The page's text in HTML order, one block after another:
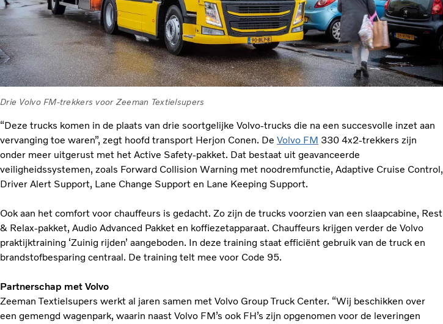
Drie Volvo FM-trekkers voor Zeeman Textielsupers
“Deze trucks komen in de plaats van drie soortgelijke Volvo-trucks die na een succesvolle inzet aan
vervanging toe waren”, zegt hoofd transport Herjon Conen. De Volvo FM 330 4x2-trekkers zijn
onder meer uitgerust met het Active Safety-pakket. Dat bestaat uit geavanceerde
veiligheidssystemen, zoals Forward Collision Warning met noodremfunctie, Adaptive Cruise Control,
Driver Alert Support, Lane Change Support en Lane Keeping Support.
Ook aan het comfort voor chauffeurs is gedacht. Zo zijn de trucks voorzien van een slaapcabine, Rest
& Relax-pakket, Audio Advanced Pakket en koffiezetapparaat. Chauffeurs krijgen verder de Volvo
praktijktraining ‘Zuinig rijden’ aangeboden. In deze training staat efficiënt gebruik van de truck en
brandstofbesparing centraal. De training telt mee voor Code 95.
Partnerschap met Volvo
Zeeman Textielsupers werkt al jaren samen met Volvo Group Truck Center. “Wij beschikken over
een gemengd wagenpark, waarin naast Volvo FM’s ook FH’s zijn opgenomen voor de leveringen